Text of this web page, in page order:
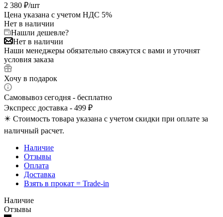
2 380 ₽/шт
Цена указана с учетом НДС 5%
Нет в наличии
Нашли дешевле?
Нет в наличии
Наши менеджеры обязательно свяжутся с вами и уточнят
условия заказа
Хочу в подарок
Самовывоз сегодня - бесплатно
Экспресс доставка - 499 ₽
✴️ Стоимость товара указана с учетом скидки при оплате за
наличный расчет.
Наличие
Отзывы
Оплата
Доставка
Взять в прокат = Trade-in
Наличие
Отзывы